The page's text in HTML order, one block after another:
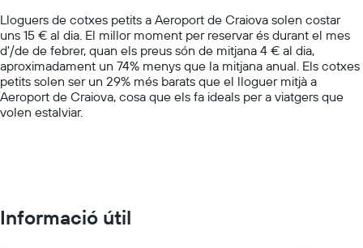
has
1
Y
axis
displaying
values.
Range:
Lloguers de cotxes petits a Aeroport de Craiova solen costar
uns 15 € al dia. El millor moment per reservar és durant el mes
d'/de de febrer, quan els preus són de mitjana 4 € al dia,
aproximadament un 74% menys que la mitjana anual. Els cotxes
petits solen ser un 29% més barats que el lloguer mitjà a
Aeroport de Craiova, cosa que els fa ideals per a viatgers que
volen estalviar.
Informació útil